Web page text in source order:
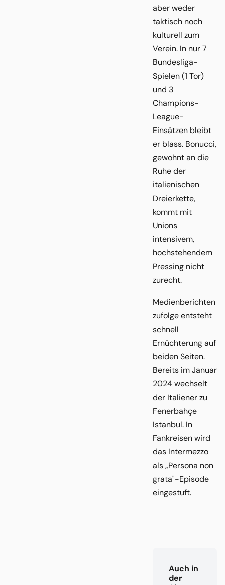
aber weder
taktisch noch
kulturell zum
Verein. In nur 7
Bundesliga-
Spielen (1 Tor)
und 3
Champions-
League-
Einsätzen bleibt
er blass. Bonucci,
gewohnt an die
Ruhe der
italienischen
Dreierkette,
kommt mit
Unions
intensivem,
hochstehendem
Pressing nicht
zurecht.
Medienberichten
zufolge entsteht
schnell
Ernüchterung auf
beiden Seiten.
Bereits im Januar
2024 wechselt
der Italiener zu
Fenerbahçe
Istanbul. In
Fankreisen wird
das Intermezzo
als „Persona non
grata"-Episode
eingestuft.
Auch in
der